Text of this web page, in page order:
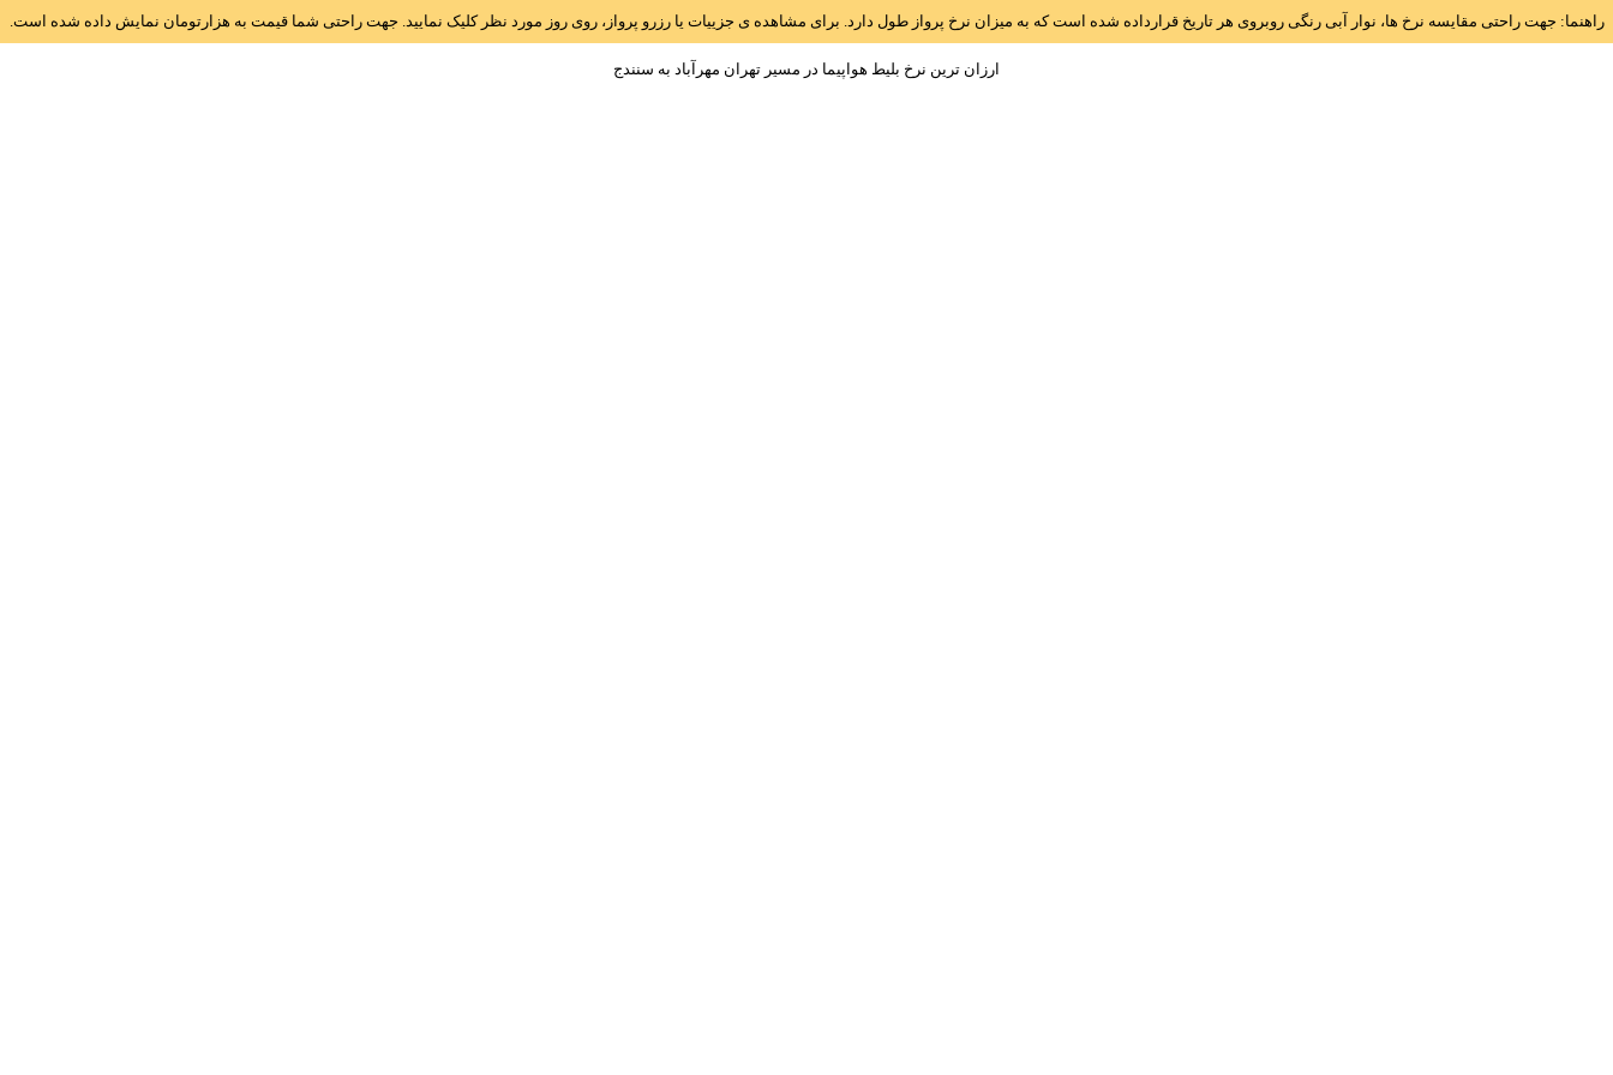
راهنما: جهت راحتی مقایسه نرخ ها، نوار آبی رنگی روبروی هر تاریخ قرارداده شده است که به میزان نرخ پرواز طول دارد. برای مشاهده ی جزییات یا رزرو پرواز، روی روز مورد نظر کلیک نمایید. جهت راحتی شما قیمت به هزارتومان نمایش داده شده است.
ارزان ترین نرخ بلیط هواپیما در مسیر تهران مهرآباد به سنندج